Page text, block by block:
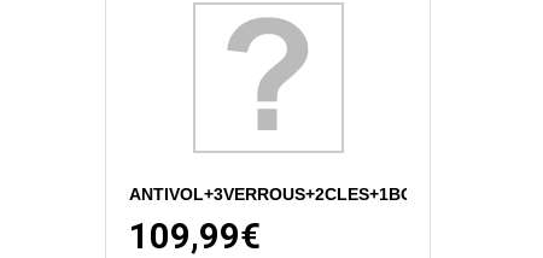
ANTIVOL+3VERROUS+2CLES+1BOUCHO
109,99€